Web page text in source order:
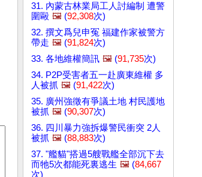
31. 內蒙古林業局工人討編制 遭警
圍毆 🖼️ (92,308次)
32. 撰文爲兒申冤 福建作家被警方
帶走 🖼️ (91,824次)
33. 各地維權簡訊 🖼️ (91,735次)
34. P2P受害者五一赴廣東維權 多
人被抓 🖼️ (91,422次)
35. 廣州強徵有爭議土地 村民護地
被抓 🖼️ (90,307次)
36. 四川暴力強拆爆警民衝突 2人
被抓 🖼️ (88,883次)
37. "艦貓"搭過5艘戰艦全部沉下去
而牠5次都能死裏逃生 🖼️ (84,667
次)